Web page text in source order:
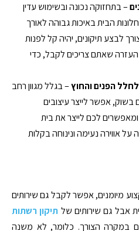
– בתחזוקה נכונה ובשימוש עדין
הבית באיכות גבוהה לאורך
לבצע תיקונים, יהיה קל לפנות
שאתם צריכים לקבל, כדי
הפנים והחוץ– בגלל מגוון רחב
בשוק, אפשר לייצר עיצובים
לכם לייצר את בית
אווירה נעימה ונינוחה בקלות
מיומנים, אפשר לקבל גם שירותים
אבל גם שירותים של תיקון רשתות
במקרה הצורך. כלומר, לא משנה